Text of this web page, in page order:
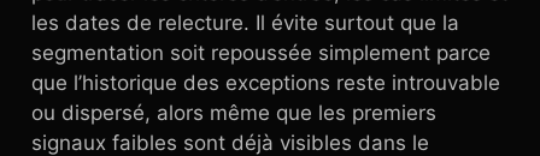
les dates de relecture. Il évite surtout que la
segmentation soit repoussée simplement parce
que l’historique des exceptions reste introuvable
ou dispersé, alors même que les premiers
signaux faibles sont déjà visibles dans le